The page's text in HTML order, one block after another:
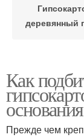
деревянный
Гипсокартон
Как
основания
Прежде чем